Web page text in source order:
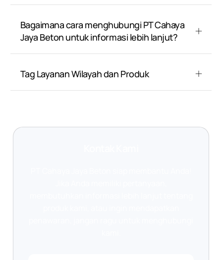
Bagaimana cara menghubungi PT Cahaya
Jaya Beton untuk informasi lebih lanjut?
Tag Layanan Wilayah dan Produk